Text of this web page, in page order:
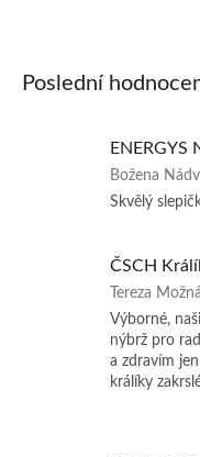
Poslední
ENERGYS
Hodnocení
produktu
z
hvězdiček.
Božena
Skvělý
ČSCH
Hodnocení
produktu
je
5
z
Tereza Možná
Výborné,
nýbrž pro
a zdravím
králíky